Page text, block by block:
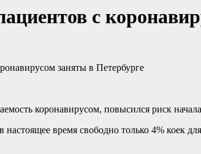
с
коронавирусом, повысился риск
настоящее время свободно только 4% коек